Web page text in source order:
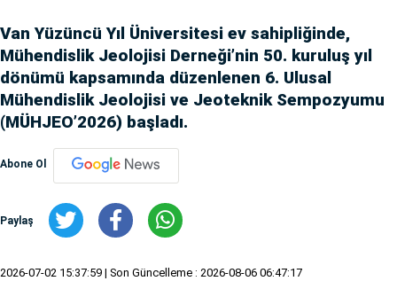
Van Yüzüncü Yıl Üniversitesi ev sahipliğinde,
Mühendislik Jeolojisi Derneği’nin 50. kuruluş yıl
dönümü kapsamında düzenlenen 6. Ulusal
Mühendislik Jeolojisi ve Jeoteknik Sempozyumu
(MÜHJEO’2026) başladı.
Abone Ol
Paylaş
2026-07-02 15:37:59 | Son Güncelleme : 2026-08-06 06:47:17